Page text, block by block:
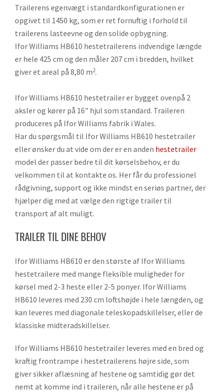
Trailerens egenvægt i standardkonfigurationen er
opgivet til 1450 kg, som er ret fornuftig i forhold til
trailerens lasteevne og den solide opbygning.
Ifor Williams HB610 hestetrailerens indvendige længde
er hele 425 cm og den måler 207 cm i bredden, hvilket
giver et areal på 8,80 m2.
Ifor Williams HB610 hestetrailer er bygget ovenpå 2
aksler og kører på 16" hjul som standard. Traileren
produceres på Ifor Williams fabrik i Wales.
Har du spørgsmål til Ifor Williams HB610 hestetrailer
eller ønsker du at vide om der er en anden hestetrailer
model der passer bedre til dit kørselsbehov, er du
velkommen til at kontakte os. Her får du professionel
rådgivning, support og ikke mindst en seriøs partner, der
hjælper dig med at vælge den rigtige trailer til
transport af alt muligt.
TRAILER TIL DINE BEHOV
Ifor Williams HB610 er den største af Ifor Williams
hestetrailere med mange fleksible muligheder for
kørsel med 2-3 heste eller 2-5 ponyer. Ifor Williams
HB610 leveres med 230 cm loftshøjde i hele længden, og
kan leveres med diagonale teleskopadskillelser, eller de
klassiske midteradskillelser.
Ifor Williams HB610 hestetrailer leveres med en bred og
kraftig frontrampe i hestetrailerens højre side, som
giver sikker aflæsning af hestene og samtidig gør det
nemt at komme ind i traileren, når alle hestene er på